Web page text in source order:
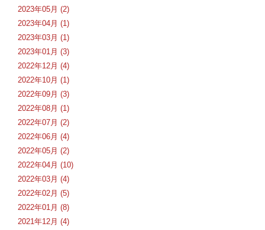
2023年05月 (2)
2023年04月 (1)
2023年03月 (1)
2023年01月 (3)
2022年12月 (4)
2022年10月 (1)
2022年09月 (3)
2022年08月 (1)
2022年07月 (2)
2022年06月 (4)
2022年05月 (2)
2022年04月 (10)
2022年03月 (4)
2022年02月 (5)
2022年01月 (8)
2021年12月 (4)